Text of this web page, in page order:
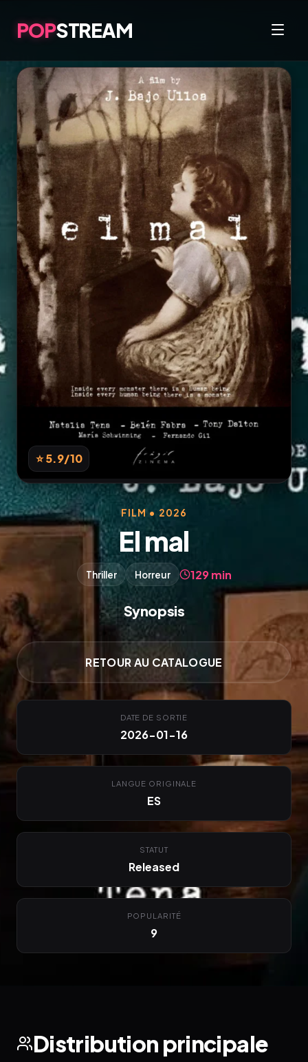
POPSTREAM
⭐ 5.9/10
FILM • 2026
El mal
Thriller Horreur 129 min
Synopsis
RETOUR AU CATALOGUE
DATE DE SORTIE
2026-01-16
LANGUE ORIGINALE
ES
STATUT
Released
POPULARITÉ
9
Distribution principale